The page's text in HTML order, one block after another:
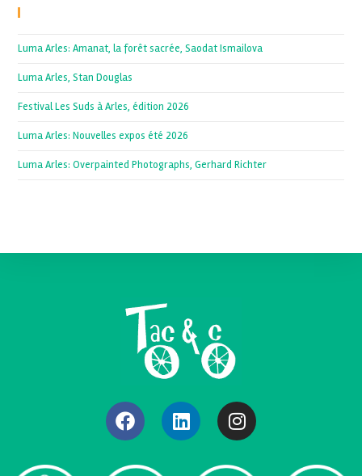
Luma Arles: Amanat, la forêt sacrée, Saodat Ismailova
Luma Arles, Stan Douglas
Festival Les Suds à Arles, édition 2026
Luma Arles: Nouvelles expos été 2026
Luma Arles: Overpainted Photographs, Gerhard Richter